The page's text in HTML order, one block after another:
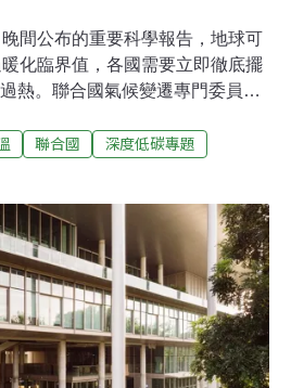
間公布的重要科學報告，地球可
化臨界值，各國需要立即徹底擺
熱。聯合國氣候變遷專門委員會
有最後一次改變的機會，但這樣
美元投入與重大變革。氣候炸彈
評估報告總結報告（AR6
整了自2015年《巴黎協定》達成
成果。報告指出，地球還有最後
工業化國家立即聯合起來，努力
量減少一半，並於2050年代初期
採取了這兩個步驟，世界還有大
在1.5℃以內。報告稱，政府及企
聯合國
深度低碳專題